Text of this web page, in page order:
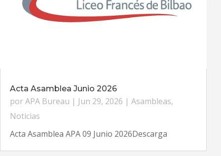
Acta Asamblea Junio 2026
porAPA Bureau | Jun 29, 2026 | Asambleas,
Noticias
Acta Asamblea APA 09 Junio 2026Descarga